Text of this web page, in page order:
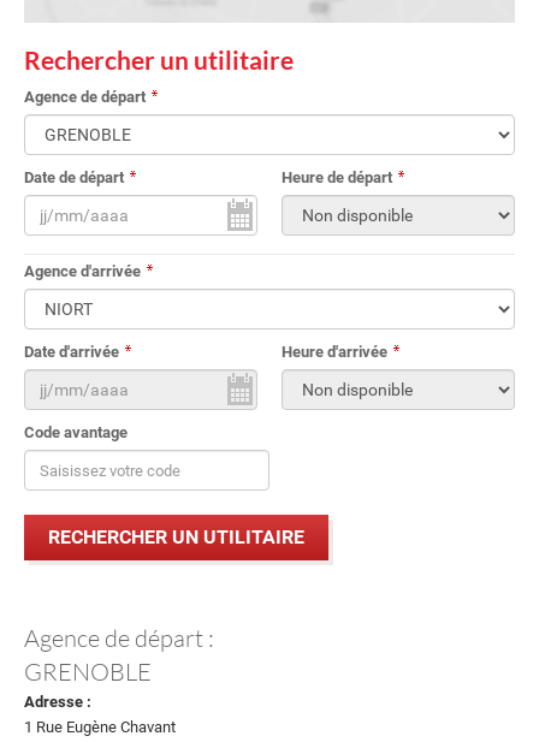
Rechercher un utilitaire
Agence de départ
Date de départ Heure de départ
Agence d'arrivée
Date d'arrivée Heure d'arrivée
Code avantage
Agence de départ :
GRENOBLE
Adresse :
1 Rue Eugène Chavant